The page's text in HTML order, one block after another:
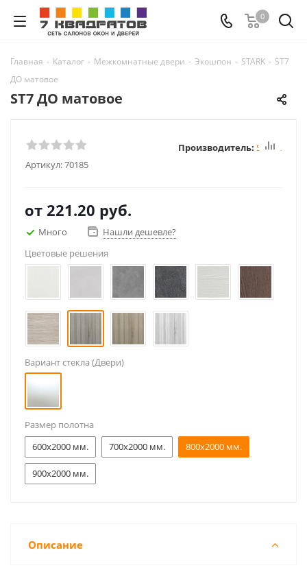
0
Главная - Каталог - Межкомнатные двери - Экошпон - STARK - ST7
ДО матовое
ST7 ДО матовое
Артикул:70185
Производитель: STARK
от 221.20 руб.
Много
Нашли дешевле?
Цветовые решения
Вариант стекла (Двери)
Размер полотна
600x2000 мм.
700x2000 мм. 800x2000 мм.
900x2000 мм.
Описание